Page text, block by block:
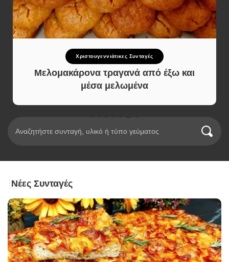
Χριστουγεννιάτικες Συνταγές
Μελομακάρονα τραγανά από έξω και
μέσα μελωμένα
Νέες Συνταγές